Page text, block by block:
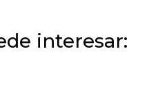
interesar: